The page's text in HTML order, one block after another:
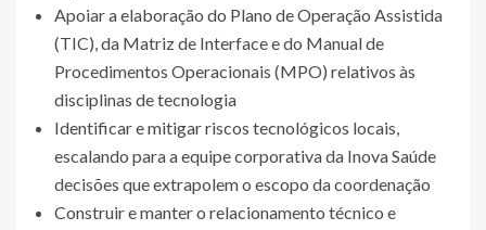
Apoiar a elaboração do Plano de Operação Assistida
(TIC), da Matriz de Interface e do Manual de
Procedimentos Operacionais (MPO) relativos às
disciplinas de tecnologia
Identificar e mitigar riscos tecnológicos locais,
escalando para a equipe corporativa da Inova Saúde
decisões que extrapolem o escopo da coordenação
Construir e manter o relacionamento técnico e